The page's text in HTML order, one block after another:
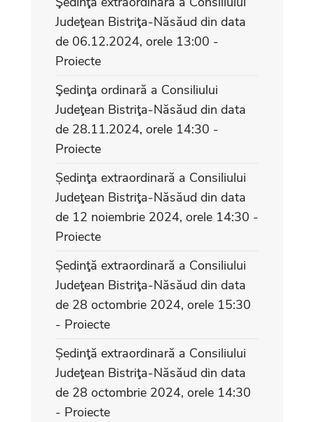
Judeţean Bistriţa-Năsăud din data
de 06.12.2024, orele 13:00 -
Proiecte
Şedinţa ordinară a Consiliului
Judeţean Bistriţa-Năsăud din data
de 28.11.2024, orele 14:30 -
Proiecte
Ședinţa extraordinară a Consiliului
Judeţean Bistriţa-Năsăud din data
de 12 noiembrie 2024, orele 14:30 -
Proiecte
Ședinţă extraordinară a Consiliului
Judeţean Bistriţa-Năsăud din data
de 28 octombrie 2024, orele 15:30
- Proiecte
Ședinţă extraordinară a Consiliului
Judeţean Bistriţa-Năsăud din data
de 28 octombrie 2024, orele 14:30
- Proiecte